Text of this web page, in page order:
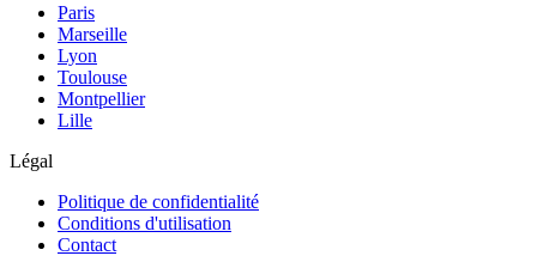
Paris
Marseille
Lyon
Toulouse
Montpellier
Lille
Légal
Politique de confidentialité
Conditions d'utilisation
Contact